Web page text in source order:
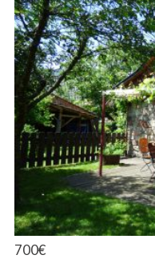
700€